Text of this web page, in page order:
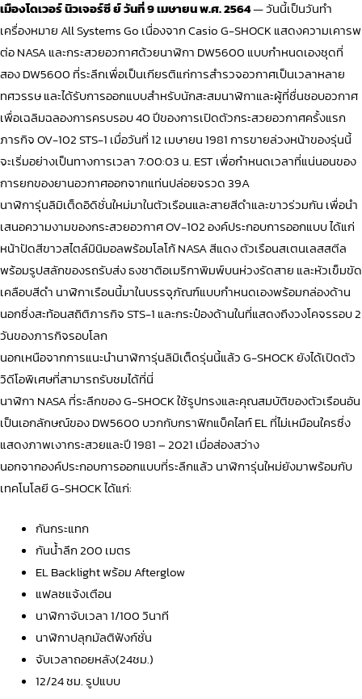
เมืองโดเวอร์ นิวเจอร์ซี ย์ วันที่ 9 เมษายน พ.ศ. 2564— วันนี้เป็นวันทำ
เครื่องหมาย All Systems Go เนื่องจาก CasioG-SHOCK แสดงความเคารพ
ต่อ NASA และกระสวยอวกาศด้วยนาฬิกา DW5600 แบบกำหนดเองชุดที่
สอง DW5600 ที่ระลึกเพื่อเป็นเกียรติแก่การสำรวจอวกาศเป็นเวลาหลาย
ทศวรรษ และได้รับการออกแบบสำหรับนักสะสมนาฬิกาและผู้ที่ชื่นชอบอวกาศ
เพื่อเฉลิมฉลองการครบรอบ 40 ปีของการเปิดตัวกระสวยอวกาศครั้งแรก
ภารกิจ OV-102 STS-1 เมื่อวันที่ 12 เมษายน 1981 การขายล่วงหน้าของรุ่นนี้
จะเริ่มอย่างเป็นทางการเวลา 7:00:03 น. EST เพื่อกำหนดเวลาที่แน่นอนของ
การยกของยานอวกาศออกจากแท่นปล่อยจรวด 39A
นาฬิการุ่นลิมิเต็ดอิดิชั่นใหม่มาในตัวเรือนและสายสีดำและขาวร่วมกัน เพื่อนำ
เสนอความงามของกระสวยอวกาศ OV-102 องค์ประกอบการออกแบบ ได้แก่
หน้าปัดสีขาวสไตล์มินิมอลพร้อมโลโก้ NASA สีแดง ตัวเรือนสเตนเลสสตีล
พร้อมรูปสลักของรถรับส่ง ธงชาติอเมริกาพิมพ์บนห่วงรัดสาย และหัวเข็มขัด
เคลือบสีดำ นาฬิกาเรือนนี้มาในบรรจุภัณฑ์แบบกำหนดเองพร้อมกล่องด้าน
นอกซึ่งสะท้อนสถิติภารกิจ STS-1 และกระป๋องด้านในที่แสดงถึงวงโคจรรอบ 2
วันของภารกิจรอบโลก
นอกเหนือจากการแนะนำนาฬิการุ่นลิมิเต็ดรุ่นนี้แล้ว G-SHOCK ยังได้เปิดตัว
วิดีโอพิเศษที่สามารถรับชมได้ที่นี่
นาฬิกา NASA ที่ระลึกของ G-SHOCK ใช้รูปทรงและคุณสมบัติของตัวเรือนอัน
เป็นเอกลักษณ์ของ DW5600 บวกกับกราฟิกแบ็คไลท์ EL ที่ไม่เหมือนใครซึ่ง
แสดงภาพเงากระสวยและปี 1981 – 2021 เมื่อส่องสว่าง
นอกจากองค์ประกอบการออกแบบที่ระลึกแล้ว นาฬิการุ่นใหม่ยังมาพร้อมกับ
เทคโนโลยี G-SHOCK ได้แก่:
กันกระแทก
กันน้ำลึก 200 เมตร
EL Backlight พร้อม Afterglow
แฟลชแจ้งเตือน
นาฬิกาจับเวลา 1/100 วินาที
นาฬิกาปลุกมัลติฟังก์ชั่น
จับเวลาถอยหลัง(24ชม.)
12/24 ชม. รูปแบบ